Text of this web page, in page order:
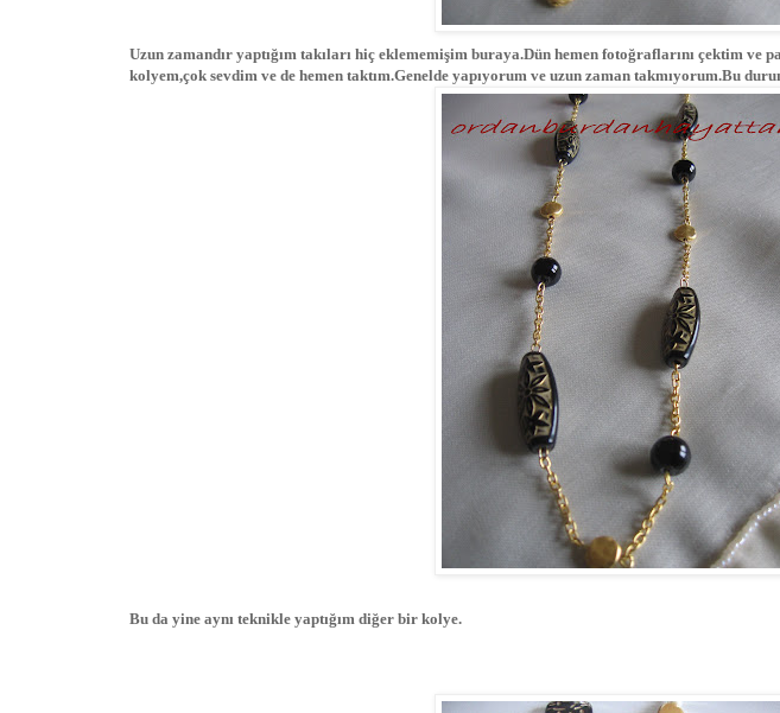
Uzun zamandır yaptığım takıları hiç eklememişim buraya.Dün hemen fotoğraflarını çektim ve
kolyem,çok sevdim ve de hemen taktım.Genelde yapıyorum ve uzun zaman takmıyorum.Bu
Bu da yine aynı teknikle yaptığım diğer bir kolye.